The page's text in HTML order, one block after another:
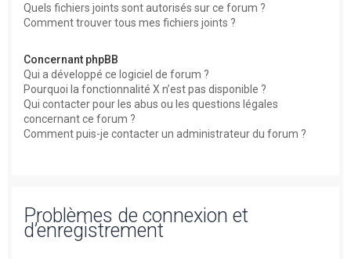
Quels fichiers joints sont autorisés sur ce forum ?
Comment trouver tous mes fichiers joints ?
Concernant phpBB
Qui a développé ce logiciel de forum ?
Pourquoi la fonctionnalité X n’est pas disponible ?
Qui contacter pour les abus ou les questions légales
concernant ce forum ?
Comment puis-je contacter un administrateur du forum ?
Problèmes de connexion et
d’enregistrement